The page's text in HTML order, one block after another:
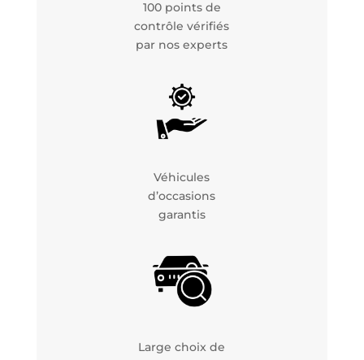
100 points de
contrôle vérifiés
par nos experts
Véhicules
d’occasions
garantis
Large choix de